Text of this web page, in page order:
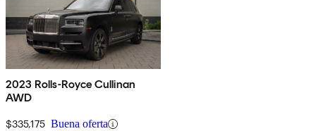
2023 Rolls-Royce Cullinan
AWD
$335,175 Buena oferta